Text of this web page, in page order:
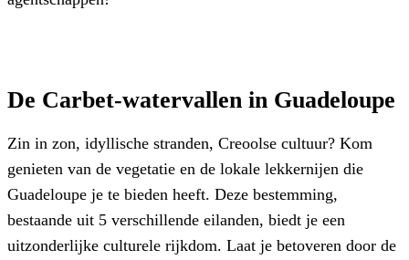
De Carbet-watervallen in Guadeloupe
Zin in zon, idyllische stranden, Creoolse cultuur? Kom
genieten van de vegetatie en de lokale lekkernijen die
Guadeloupe je te bieden heeft. Deze bestemming,
bestaande uit 5 verschillende eilanden, biedt je een
uitzonderlijke culturele rijkdom. Laat je betoveren door de